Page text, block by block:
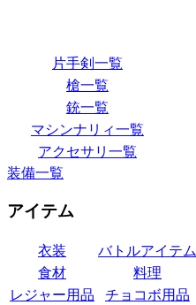
片手剣一覧
槍一覧
銃一覧
マシンナリィ一覧
アクセサリ一覧
装備一覧
アイテム
衣装
バトルアイテム
食材
料理
レジャー用品
チョコボ用品